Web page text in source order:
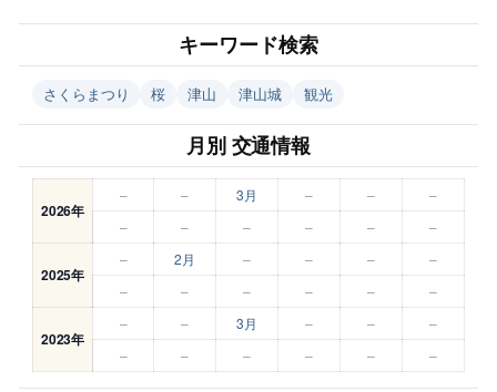
キーワード検索
さくらまつり 桜 津山 津山城 観光
月別 交通情報
2026年
– – 3月 – –
–
–
– – – – –
2025年
– 2月 – – –
–
–
– – – – –
2023年
– – 3月 – –
–
–
– – – – –